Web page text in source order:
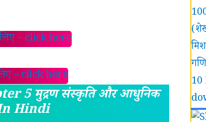
लिए – click here
– click here
5 मुद्रण संस्कृति और आधुनिक
In Hindi